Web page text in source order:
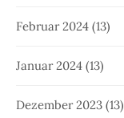
Februar 2024 (13)
Januar 2024 (13)
Dezember 2023 (13)